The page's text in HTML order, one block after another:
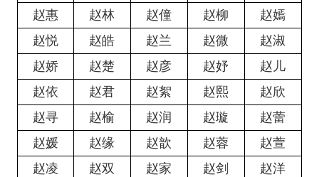
赵惠
赵林 赵僮 赵柳
赵嫣
赵悦
赵皓 赵兰 赵微
赵淑
赵娇
赵楚 赵彦 赵妤
赵儿
赵依
赵君 赵絮 赵熙
赵欣
赵寻
赵榆 赵润 赵璇
赵蕾
赵媛
赵缘 赵歆 赵蓉
赵萱
赵凌
赵双 赵家 赵剑
赵洋